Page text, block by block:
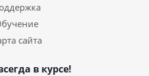
сайта
в курсе!